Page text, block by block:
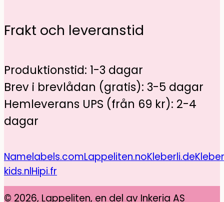
Frakt och leveranstid
Produktionstid: 1-3 dagar
Brev i brevlådan (gratis): 3-5 dagar
Hemleverans UPS (från 69 kr): 2-4
dagar
Namelabels.comLappeliten.noKleberli.de
kids.nlHipi.fr
© 2026, Lappeliten, en del av Inkeria AS